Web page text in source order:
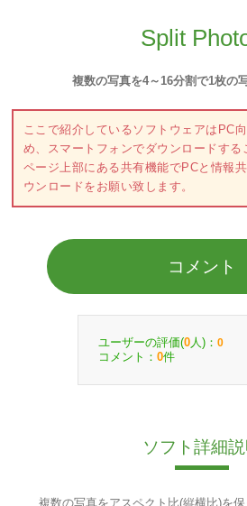
Split
複数の写真を4～16分割で1枚の
ここで紹介しているソフトウェアはPC
め、スマートフォンでダウンロードする
ページ上部にある共有機能でPCと情報
ウンロードをお願い致します。
コメント
ユーザーの評価(0 人)： 0
コメント： 0件
ソフト詳細説
複数の写真をアスペクト比(縦横比)を